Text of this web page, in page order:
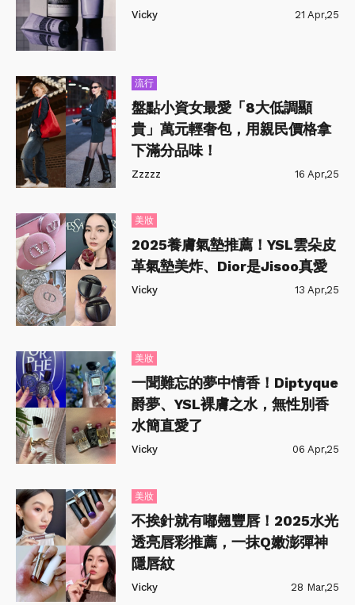
Vicky 21 Apr,25
流行
盤點小資女最愛「8大低調顯
貴」萬元輕奢包，用親民價格拿
下滿分品味！
Zzzzz 16 Apr,25
美妝
2025養膚氣墊推薦！YSL雲朵皮
革氣墊美炸、Dior是Jisoo真愛
Vicky 13 Apr,25
美妝
一聞難忘的夢中情香！Diptyque
爵夢、YSL裸膚之水，無性別香
水簡直愛了
Vicky 06 Apr,25
美妝
不挨針就有嘟翹豐唇！2025水光
透亮唇彩推薦，一抹Q嫩澎彈神
隱唇紋
Vicky 28 Mar,25